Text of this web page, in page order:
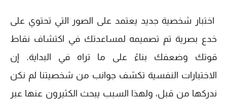
اختبار شخصية جديد يعتمد على الصور التي تحتوي على
خدع بصرية تم تصميمه لمساعدتك في اكتشاف نقاط
قوتك وضعفك بناءً على ما تراه في البداية. إن
الاختبارات النفسية تكشف جوانب من شخصيتنا لم نكن
ندركها من قبل، ولهذا السبب يبحث الكثيرون عنها عبر